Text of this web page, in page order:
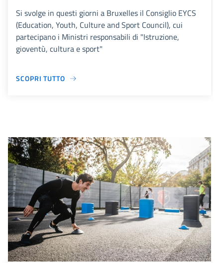
Si svolge in questi giorni a Bruxelles il Consiglio EYCS
(Education, Youth, Culture and Sport Council), cui
partecipano i Ministri responsabili di "Istruzione,
gioventù, cultura e sport"
SCOPRI TUTTO